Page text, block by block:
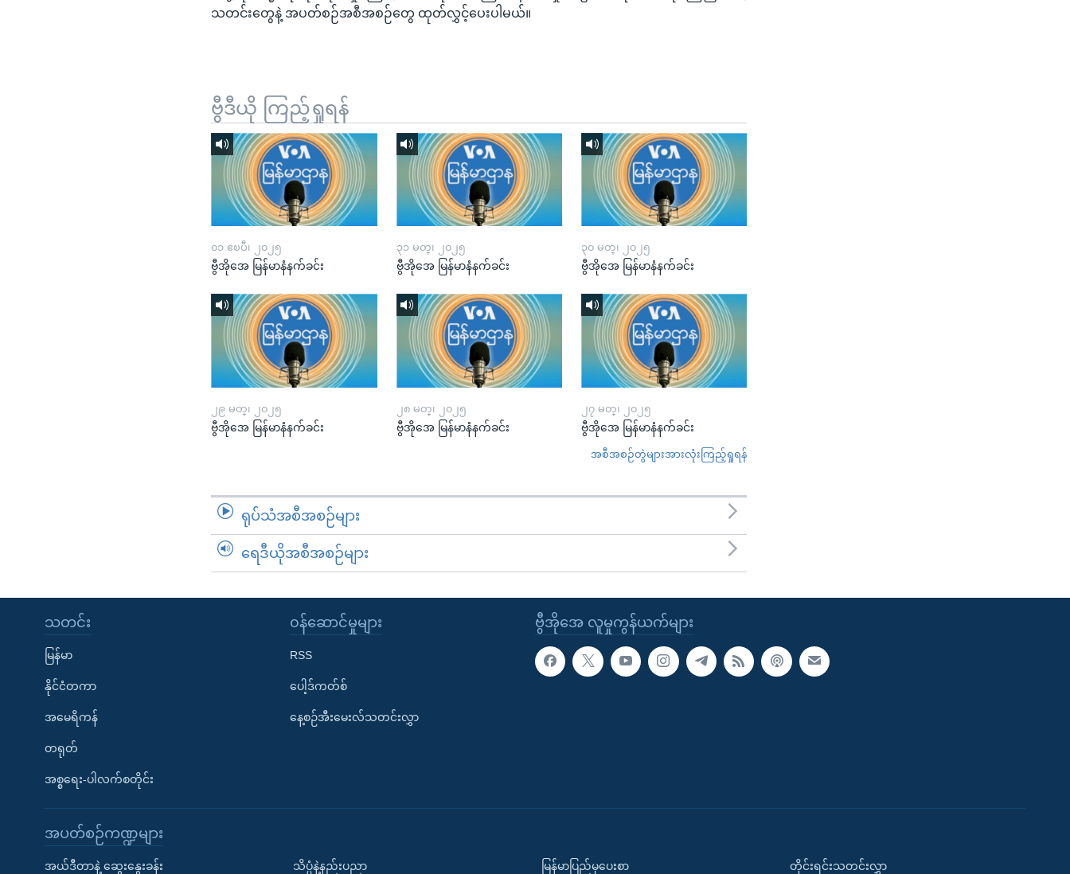
သတင်းတွေနဲ့ အပတ်စဉ်အစီအစဉ်တွေ ထုတ်လွှင့်ပေးပါမယ်။
ဗွီဒီယို ကြည့်ရှုရန်
၀၁ ဧၿပီ၊ ၂၀၂၅
ဗွီအိုအေ မြန်မာနံနက်ခင်း
၃၁ မတ္၊ ၂၀၂၅
ဗွီအိုအေ မြန်မာနံနက်ခင်း
၃၀ မတ္၊ ၂၀၂၅
ဗွီအိုအေ မြန်မာနံနက်ခင်း
၂၉ မတ္၊ ၂၀၂၅
ဗွီအိုအေ မြန်မာနံနက်ခင်း
၂၈ မတ္၊ ၂၀၂၅
ဗွီအိုအေ မြန်မာနံနက်ခင်း
၂၇ မတ္၊ ၂၀၂၅
ဗွီအိုအေ မြန်မာနံနက်ခင်း
အစီအစဉ်တွဲများအားလုံးကြည့်ရှုရန်
ရုပ်သံအစီအစဉ်များ
ရေဒီယိုအစီအစဉ်များ
ဗွီအိုအေ လူမှုကွန်ယက်များ
သတင်း
မြန်မာ
နိုင်ငံတကာ
အမေရိကန်
တရုတ်
အစ္စရေး-ပါလက်စတိုင်း
၀န်ဆောင်မှုများ
RSS
ပေါ့ဒ်ကတ်စ်
နေ့စဉ်အီးမေးလ်သတင်းလွှာ
အပတ်စဉ်ကဏ္ဍများ
အယ်ဒီတာနဲ့ ဆွေးနွေးခန်း သိပ္ပံနဲ့နည်းပညာ မြန်မာပြည်မှပေးစာ တိုင်းရင်းသတင်းလွှာ